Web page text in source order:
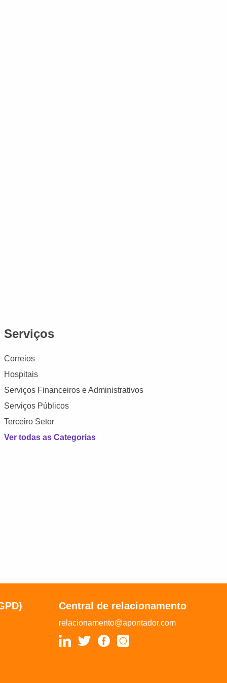
Serviços
Correios
Hospitais
Serviços Financeiros e Administrativos
Serviços Públicos
Terceiro Setor
Ver todas as Categorias
Central de relacionamento
relacionamento@apontador.com